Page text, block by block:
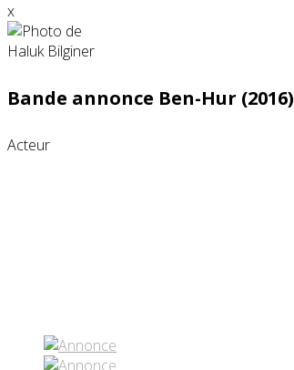
x
Bande annonce Ben-Hur (2016)
Acteur